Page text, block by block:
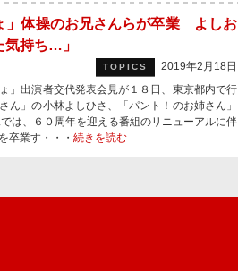
」体操のお兄さんらが卒業 よしお
気持ち…」
TOPICS
2019年2月18日
」出演者交代発表会見が１８日、東京都内で行
ん」の小林よしひさ、「パント！のお姉さん」
、６０周年を迎える番組のリニューアルに伴
卒業す・・・ 続きを読む